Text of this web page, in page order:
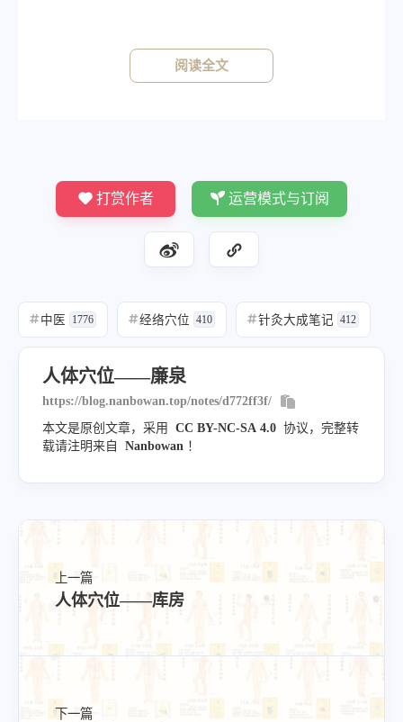
阅读全文
打赏作者 运营模式与订阅
#中医 1776 #经络穴位 410 #针灸大成笔记 412
人体穴位——廉泉
https://blog.nanbowan.top/notes/d772ff3f/
本文是原创文章，采用
CC BY-NC-SA 4.0 协议，完整转
载请注明来自
Nanbowan ！
上一篇
人体穴位——库房
下一篇